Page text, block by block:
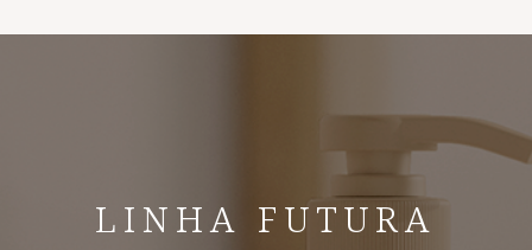
LINHA FUTURA